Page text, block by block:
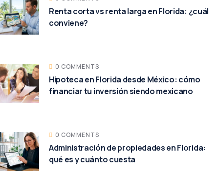
Renta corta vs renta larga en Florida: ¿cuál
conviene?
0 COMMENTS
Hipoteca en Florida desde México: cómo
financiar tu inversión siendo mexicano
0 COMMENTS
Administración de propiedades en Florida:
qué es y cuánto cuesta